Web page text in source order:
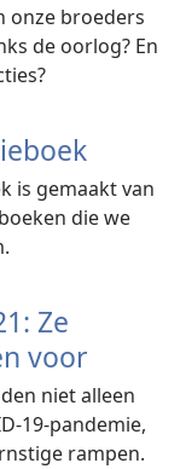
onze broeders
de oorlog? En
is gemaakt van
die we
Ze
voor
niet alleen
19-pandemie,
rampen.